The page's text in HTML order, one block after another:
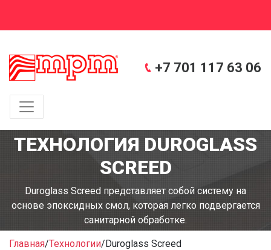
+7 701 117 63 06
ТЕХНОЛОГИЯ DUROGLASS
SCREED
Duroglass Screed представляет собой систему на
основе эпоксидных смол, которая легко подвергается
санитарной обработке.
Главная/Технологии/Duroglass Screed